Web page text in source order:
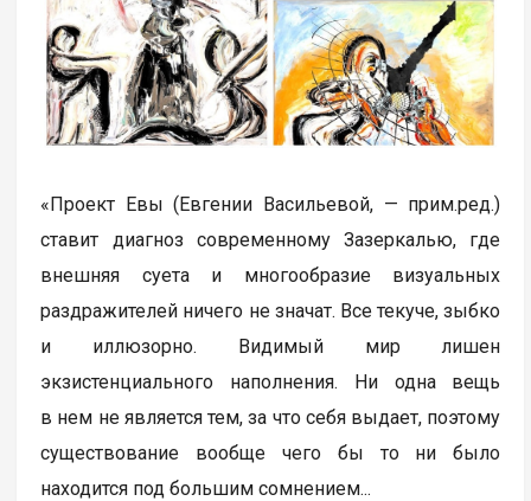
«Проект Евы (Евгении Васильевой, — прим.ред.)
ставит диагноз современному Зазеркалью, где
внешняя суета и многообразие визуальных
раздражителей ничего не значат. Все текуче, зыбко
и иллюзорно. Видимый мир лишен
экзистенциального наполнения. Ни одна вещь
в нем не является тем, за что себя выдает, поэтому
существование вообще чего бы то ни было
находится под большим сомнением...